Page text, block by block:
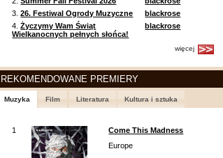
3.26. Festiwal Ogrody Muzyczne
blackrose
4.Życzymy Wam Świąt
Wielkanocnych pełnych słońca!
blackrose
więcej
REKOMENDOWANE PREMIERY
Muzyka Film Literatura Kultura i sztuka
1
Come This Madness
Europe